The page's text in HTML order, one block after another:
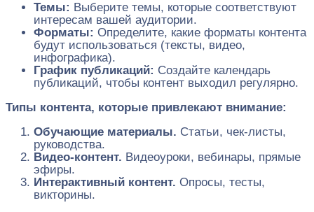
Темы: Выберите темы, которые соответствуют
интересам вашей аудитории.
Форматы: Определите, какие форматы контента
будут использоваться (тексты, видео,
инфографика).
График публикаций: Создайте календарь
публикаций, чтобы контент выходил регулярно.
Типы контента, которые привлекают внимание:
Обучающие материалы. Статьи, чек-листы,
руководства.
Видео-контент. Видеоуроки, вебинары, прямые
эфиры.
Интерактивный контент. Опросы, тесты,
викторины.